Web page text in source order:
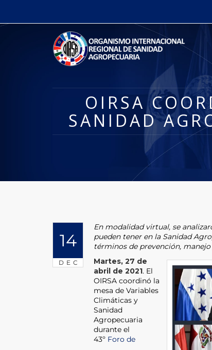
OIRSA
SANIDAD
14
DEC
En modalidad virtual, se
pueden tener en la Sanidad
términos de prevención,
Martes, 27 de
abril de 2021. El
OIRSA coordinó la
mesa de Variables
Climáticas y
Sanidad
Agropecuaria
durante el
43º Foro de